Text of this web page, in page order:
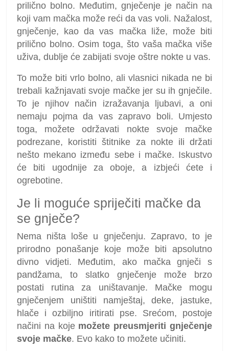
prilično bolno. Međutim, gnječenje je način na
koji vam mačka može reći da vas voli. Nažalost,
gnječenje, kao da vas mačka liže, može biti
prilično bolno. Osim toga, što vaša mačka više
uživa, dublje će zabijati svoje oštre nokte u vas.
To može biti vrlo bolno, ali vlasnici nikada ne bi
trebali kažnjavati svoje mačke jer su ih gnječile.
To je njihov način izražavanja ljubavi, a oni
nemaju pojma da vas zapravo boli. Umjesto
toga, možete održavati nokte svoje mačke
podrezane, koristiti štitnike za nokte ili držati
nešto mekano između sebe i mačke. Iskustvo
će biti ugodnije za oboje, a izbjeći ćete i
ogrebotine.
Je li moguće spriječiti mačke da
se gnječe?
Nema ništa loše u gnječenju. Zapravo, to je
prirodno ponašanje koje može biti apsolutno
divno vidjeti. Međutim, ako mačka gnječi s
pandžama, to slatko gnječenje može brzo
postati rutina za uništavanje. Mačke mogu
gnječenjem uništiti namještaj, deke, jastuke,
hlače i ozbiljno iritirati pse. Srećom, postoje
načini na koje možete preusmjeriti gnječenje
svoje mačke. Evo kako to možete učiniti.